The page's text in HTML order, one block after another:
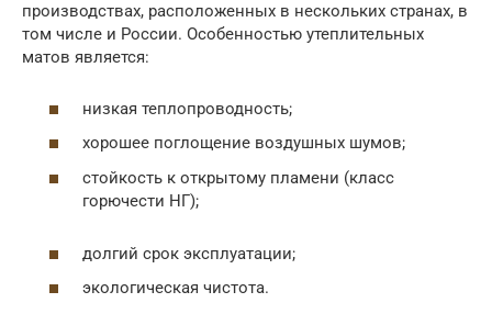
производствах, расположенных в нескольких странах, в
том числе и России. Особенностью утеплительных
матов является:
низкая теплопроводность;
хорошее поглощение воздушных шумов;
стойкость к открытому пламени (класс
горючести НГ);
долгий срок эксплуатации;
экологическая чистота.